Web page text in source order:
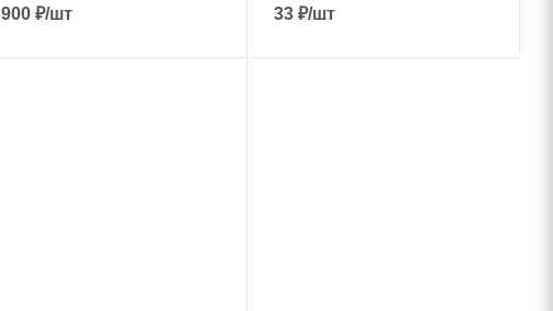
900₽/шт 33₽/шт